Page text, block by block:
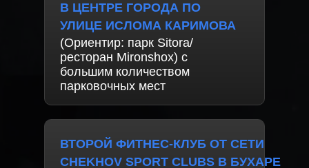
В ЦЕНТРЕ ГОРОДА ПО
УЛИЦЕ ИСЛОМА КАРИМОВА
(Ориентир: парк Sitora/
ресторан Mironshox) с
большим количеством
парковочных мест
ВТОРОЙ ФИТНЕС-КЛУБ ОТ СЕТИ
CHEKHOV SPORT CLUBS В БУХАРЕ